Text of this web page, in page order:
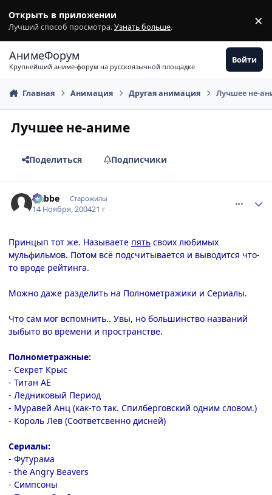
Открыть в приложении
Лучший способ просмотра.Узнать больше. ×
АнимеФорум
Крупнейший аниме-форум на русскоязычной площадке
Войти
Главная Анимация Другая анимация Лучшее не-
Лучшее не-аниме
Поделиться Подписчики
Nabbe Старожилы
14 Ноября, 200421 г
Принцып тот же. Называете пять своих любимых
мульфильмов. Потом всё подсчитывается и выводится что-
то вроде рейтинга.
Можно даже разделить на Полнометражики и Сериалы.
Что сам мог вспомнить.. Увы, но большинство названий
зыбыто во времени и пространстве.
Полнометражные:
- Секрет Крыс
- Титан АЕ
- Ледниковый Период
- Муравей Анц (как-то так. Спилберговский одним словом.)
- Король Лев (Соответсвенно дисней)
Сериалы:
- Футурама
- the Angry Beavers
- Симпсоны